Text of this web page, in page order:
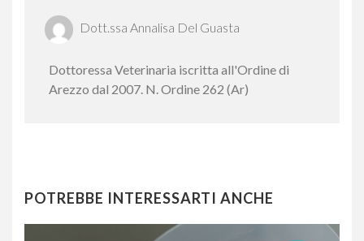
Dott.ssa Annalisa Del Guasta
Dottoressa Veterinaria iscritta all'Ordine di
Arezzo dal 2007. N. Ordine 262 (Ar)
POTREBBE INTERESSARTI ANCHE